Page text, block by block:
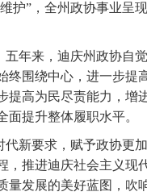
曲 坚持扫黄打非
篇 纪念马克思诞辰200
学赶超、奋勇争先
不忘初心继续前进
平：绿水青山就是金山银山
护”，全州政协事业呈
年来，迪庆州政协自
终围绕中心，进一步提
提高为民尽责能力，增
提升整体履职水平。
新要求，赋予政协更
，推进迪庆社会主义现
量发展的美好蓝图，吹